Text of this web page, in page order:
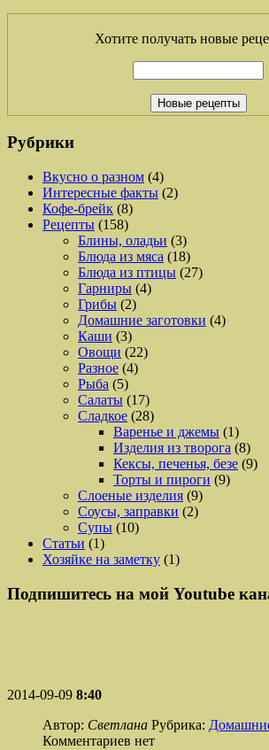
Хотите получать новые
Рубрики
Вкусно о разном (4)
Интересные факты (2)
Кофе-брейк (8)
Рецепты (158)
Блины, оладьи (3)
Блюда из мяса (18)
Блюда из птицы (27)
Гарниры (4)
Грибы (2)
Домашние заготовки (4)
Каши (3)
Овощи (22)
Разное (4)
Рыба (5)
Салаты (17)
Сладкое (28)
Варенье и джемы (1)
Изделия из творога (8)
Кексы, печенья, безе (9)
Торты и пироги (9)
Слоеные изделия (9)
Соусы, заправки (2)
Супы (10)
Статьи (1)
Хозяйке на заметку (1)
Подпишитесь на мой Youtube
2014-09-09 8:40
Автор: Светлана Рубрика:
Комментариев нет